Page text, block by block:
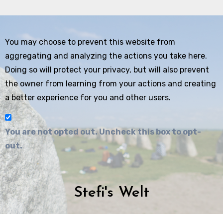
You may choose to prevent this website from
aggregating and analyzing the actions you take here.
Doing so will protect your privacy, but will also prevent
the owner from learning from your actions and creating
a better experience for you and other users.
You are not opted out. Uncheck this box to opt-
out.
Stefi's Welt